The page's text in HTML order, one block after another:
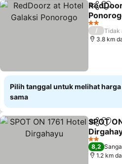
Bagikan
2 Bintang
/
Tidak
3.8 km
Pilih tanggal untuk melihat harga
sama
Bagikan
SPOT
2 Bintang
8,2
1.2 km